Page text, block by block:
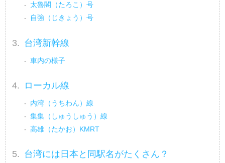
施設の方によるブログをご覧い
ただけます。旅行先から？仕事
太魯閣（たろこ）号
自強（じきょう）号
台湾新幹線
車内の様子
ローカル線
内湾（うちわん）線
集集（しゅうしゅう）線
高雄（たかお）KMRT
台湾には日本と同駅名がたくさん？